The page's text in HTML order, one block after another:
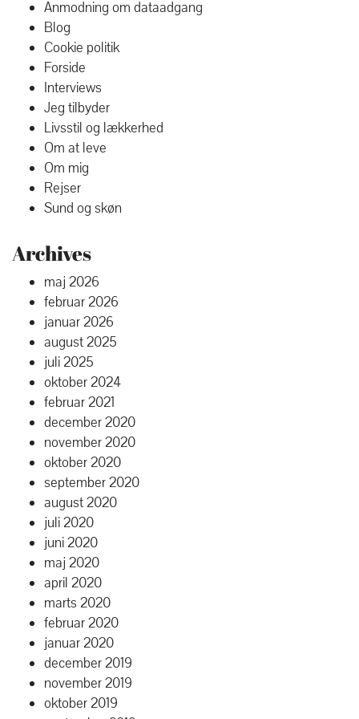
Anmodning om dataadgang
Blog
Cookie politik
Forside
Interviews
Jeg tilbyder
Livsstil og lækkerhed
Om at leve
Om mig
Rejser
Sund og skøn
Archives
maj 2026
februar 2026
januar 2026
august 2025
juli 2025
oktober 2024
februar 2021
december 2020
november 2020
oktober 2020
september 2020
august 2020
juli 2020
juni 2020
maj 2020
april 2020
marts 2020
februar 2020
januar 2020
december 2019
november 2019
oktober 2019